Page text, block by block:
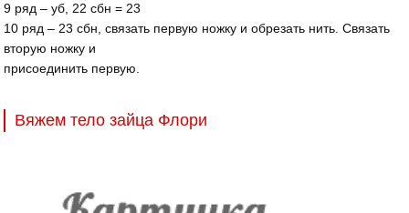
9 ряд – уб, 22 сбн = 23
10 ряд – 23 сбн, связать первую ножку и обрезать нить. Связать
вторую ножку и
присоединить первую.
Вяжем тело зайца Флори